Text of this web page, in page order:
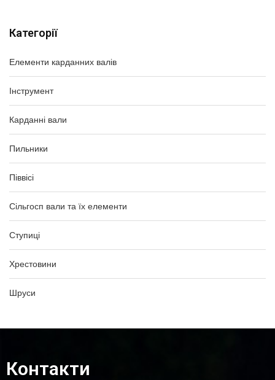
Категорії
Елементи карданних валів
Інструмент
Карданні вали
Пильники
Піввісі
Сільгосп вали та їх елементи
Ступиці
Хрестовини
Шруси
Контакти